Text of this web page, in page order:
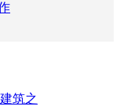
筑之